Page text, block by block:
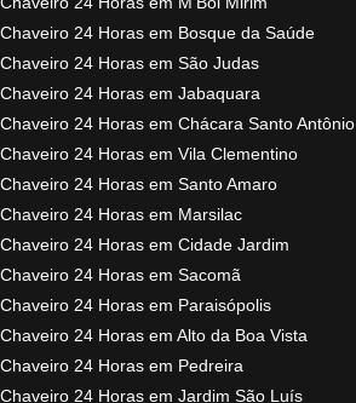
Chaveiro 24 Horas em Bosque da Saúde
Chaveiro 24 Horas em São Judas
Chaveiro 24 Horas em Jabaquara
Chaveiro 24 Horas em Chácara Santo Antônio
Chaveiro 24 Horas em Vila Clementino
Chaveiro 24 Horas em Santo Amaro
Chaveiro 24 Horas em Marsilac
Chaveiro 24 Horas em Cidade Jardim
Chaveiro 24 Horas em Sacomã
Chaveiro 24 Horas em Paraisópolis
Chaveiro 24 Horas em Alto da Boa Vista
Chaveiro 24 Horas em Pedreira
Chaveiro 24 Horas em Jardim São Luís